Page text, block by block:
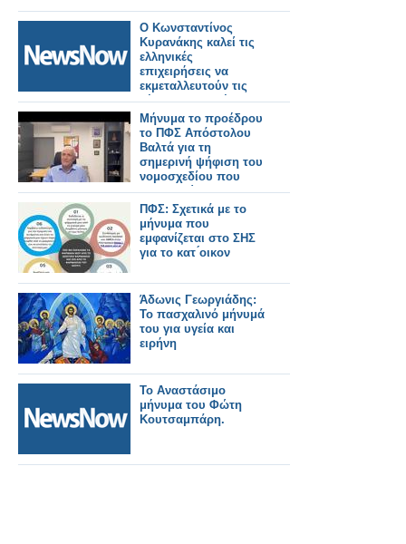
Ο Κωνσταντίνος
Κυρανάκης καλεί τις
ελληνικές
επιχειρήσεις να
εκμεταλλευτούν τις
νέες προοπτικές και
να
δραστηριοποιηθούν
στην κατασκευή
τροχαίου υλικού στη
χώρα.
Μήνυμα το προέδρου
το ΠΦΣ Απόστολου
Βαλτά για τη
σημερινή ψήφιση του
νομοσχεδίου που
κατοχυρώνει τα
φαρμακεία μας
ΠΦΣ: Σχετικά με το
μήνυμα που
εμφανίζεται στο ΣΗΣ
για το κατ ́οικον
Άδωνις Γεωργιάδης:
Το πασχαλινό μήνυμά
του για υγεία και
ειρήνη
Το Αναστάσιμο
μήνυμα του Φώτη
Κουτσαμπάρη.